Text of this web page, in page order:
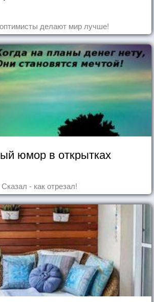
делают мир лучше!
юмор в открытках
Сказал - как отрезал!